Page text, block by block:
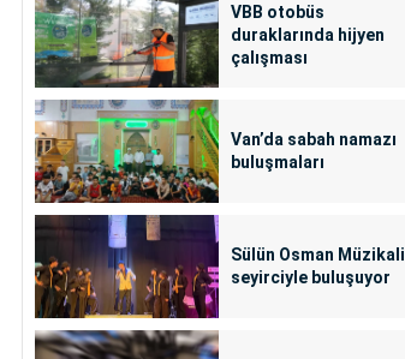
VBB otobüs
duraklarında hijyen
çalışması
Van’da sabah namazı
buluşmaları
Sülün Osman Müzikali
seyirciyle buluşuyor